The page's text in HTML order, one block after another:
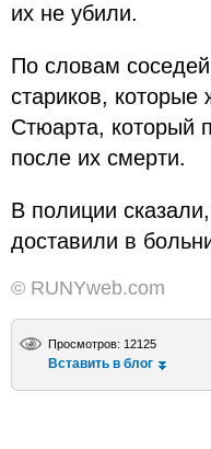
их не убили.
По словам
стариков,
Стюарта, который
после их смерти.
В полиции
доставили в
© RUNYweb.com
Просмотров: 12125
Вставить в блог